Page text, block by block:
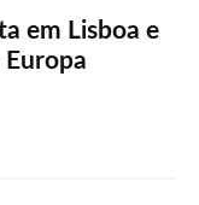
em Lisboa e
Europa